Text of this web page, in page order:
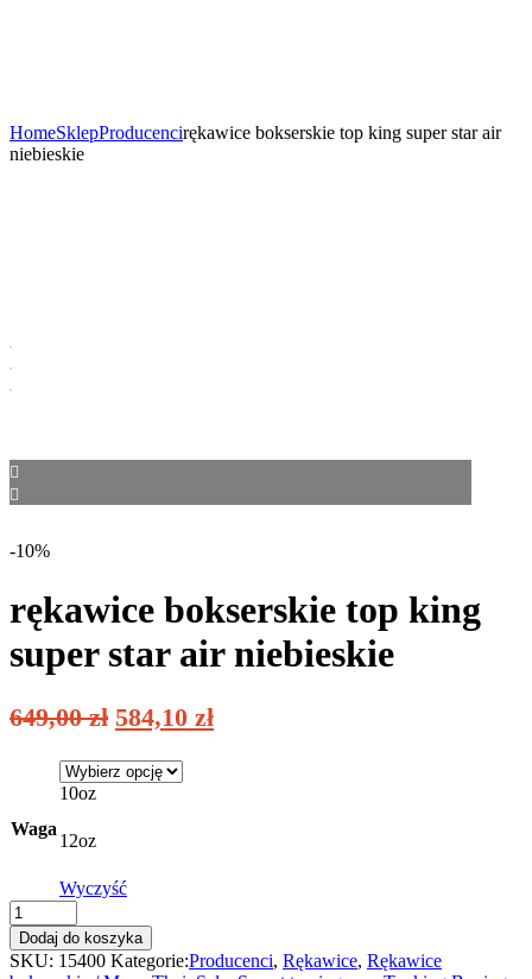
HomeSklepProducencirękawice bokserskie top king super star air
niebieskie
-10%
rękawice bokserskie top king
super star air niebieskie
649,00zł 584,10 zł
Waga
10oz
12oz
Wyczyść
rękawice
bokserskie
top
king
Dodaj do koszyka
SKU: 15400 Kategorie:Producenci, Rękawice, Rękawice